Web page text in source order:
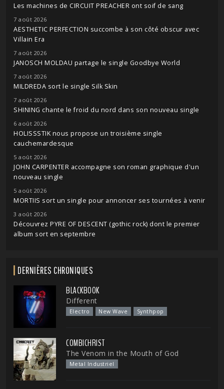
Les machines de CIRCUIT PREACHER ont soif de sang
7 août 2026
AESTHETIC PERFECTION succombe à son côté obscur avec
Villain Era
7 août 2026
JANOSCH MOLDAU partage le single Goodbye World
7 août 2026
MILDREDA sort le single Silk Skin
7 août 2026
SHINING chante le froid du nord dans son nouveau single
6 août 2026
HOLISSSTIK nous propose un troisième single
cauchemardesque
5 août 2026
JOHN CARPENTER accompagne son roman graphique d'un
nouveau single
5 août 2026
MORTIIS sort un single pour annoncer ses tournées à venir
3 août 2026
Découvrez PYRE OF DESCENT (gothic rock) dont le premier
album sort en septembre
DERNIÈRES CHRONIQUES
BLACKBOOK
Different
Electro New Wave Synthpop
COMBICHRIST
The Venom in the Mouth of God
Metal Industriel